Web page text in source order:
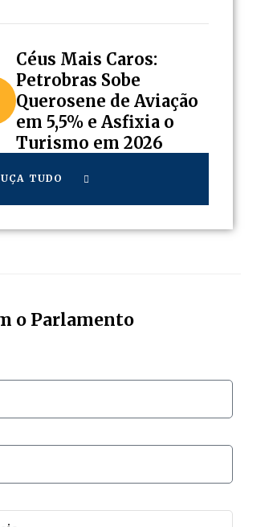
Céus Mais Caros:
Petrobras Sobe
Querosene de Aviação
em 5,5% e Asfixia o
Turismo em 2026
TUDO
o Parlamento